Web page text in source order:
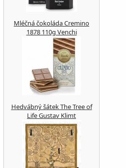
Mléčná čokoláda Cremino
1878 110g Venchi
Hedvábný šátek The Tree of
Life Gustav Klimt